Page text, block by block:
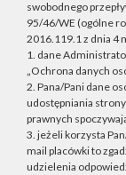
swobodnego
95/46/WE (ogólne
2016.119.1 z dnia 4
1. dane
„Ochrona danych
2. Pana/Pani dane
udostępniania
prawnych
3. jeżeli korzysta
mail placówki to
udzielenia